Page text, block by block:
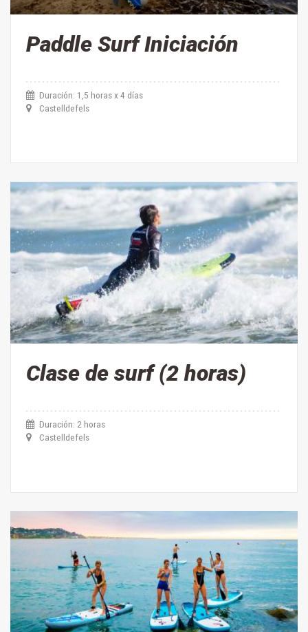
Paddle Surf Iniciación
Duración: 1,5 horas x 4 días
Castelldefels
Clase de surf (2 horas)
Duración: 2 horas
Castelldefels